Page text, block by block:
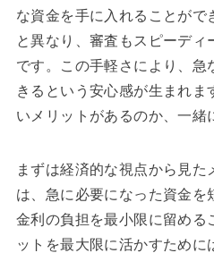
な資金を手に入れることがで
と異なり、審査もスピーデ
です。この手軽さにより、急
きるという安心感が生まれま
いメリットがあるのか、一緒
まずは経済的な視点から見た
は、急に必要になった資金を
金利の負担を最小限に留める
ットを最大限に活かすため